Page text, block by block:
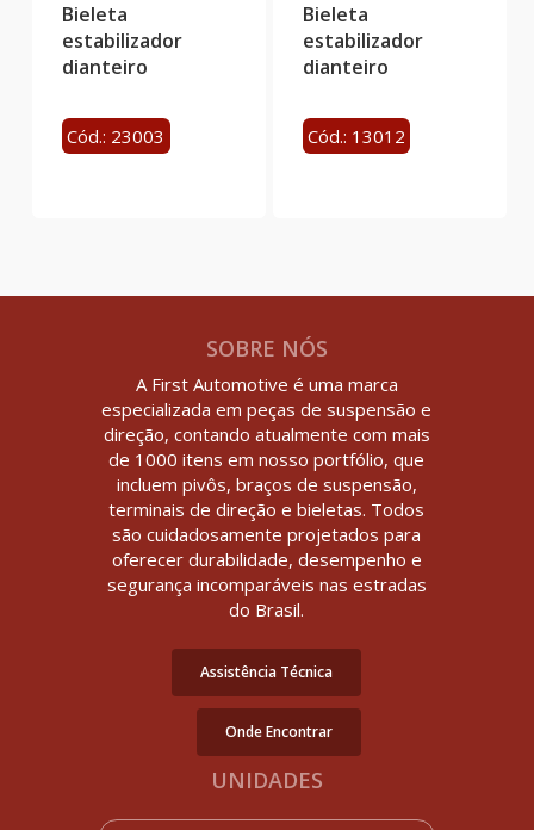
Bieleta
estabilizador
dianteiro
Cód.: 23003
Bieleta
estabilizador
dianteiro
Cód.: 13012
SOBRE NÓS
A First Automotive é uma marca
especializada em peças de suspensão e
direção, contando atualmente com mais
de 1000 itens em nosso portfólio, que
incluem pivôs, braços de suspensão,
terminais de direção e bieletas. Todos
são cuidadosamente projetados para
oferecer durabilidade, desempenho e
segurança incomparáveis nas estradas
do Brasil.
Assistência Técnica
Onde Encontrar
UNIDADES